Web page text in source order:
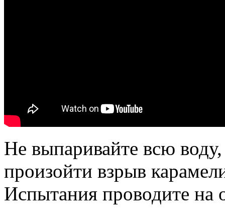
Не выпаривайте всю
произойти взрыв
Испытания проводите на